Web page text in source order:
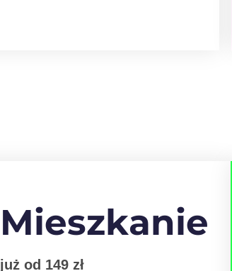
Mieszkanie
już od 149 zł